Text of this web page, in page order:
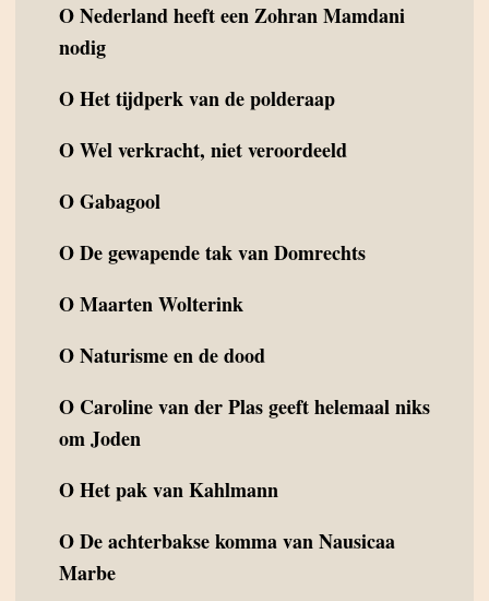
ONederland heeft een Zohran Mamdani
nodig
OHet tijdperk van de polderaap
OWel verkracht, niet veroordeeld
OGabagool
ODe gewapende tak van Domrechts
OMaarten Wolterink
ONaturisme en de dood
O Caroline van der Plas geeft helemaal niks
om Joden
OHet pak van Kahlmann
ODe achterbakse komma van Nausicaa
Marbe